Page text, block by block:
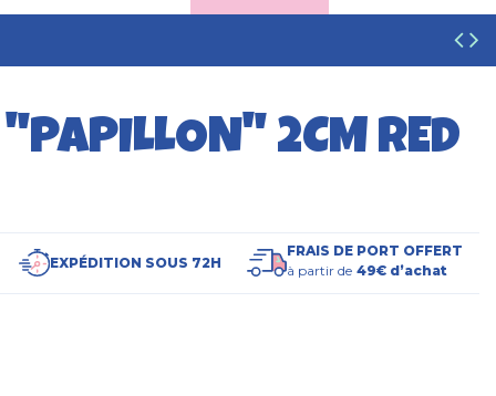
"PAPILLON" 2CM RED
EXPÉDITION SOUS 72H
FRAIS DE PORT OFFERT
à partir de 49€ d’achat